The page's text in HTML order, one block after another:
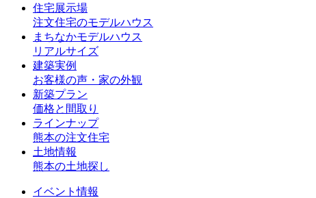
住宅展示場
注文住宅のモデルハウス
まちなかモデルハウス
リアルサイズ
建築実例
お客様の声・家の外観
新築プラン
価格と間取り
ラインナップ
熊本の注文住宅
土地情報
熊本の土地探し
イベント情報